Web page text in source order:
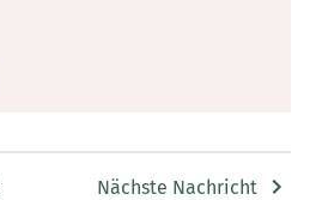
Nächste Nachricht